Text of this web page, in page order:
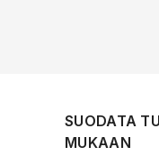
SUODATA
MUKAAN